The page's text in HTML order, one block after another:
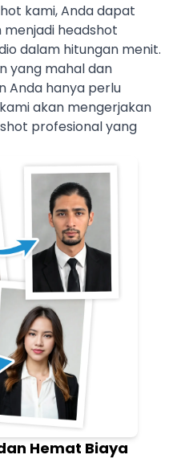
kami, Anda dapat
headshot
dalam hitungan menit.
yang mahal dan
Anda hanya perlu
akan mengerjakan
profesional yang
Hemat Biaya